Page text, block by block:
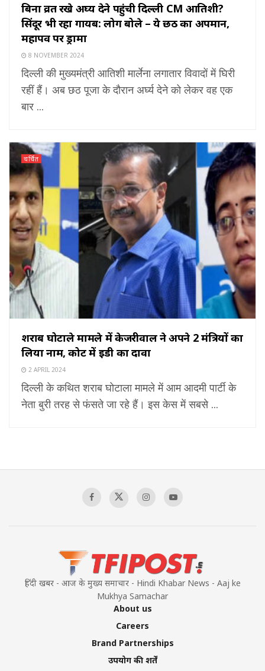
बिना व्रत रखे अर्घ्य देने पहुंची दिल्ली CM आतिशी?
सिंदूर भी रहा गायब: लोग बोले – ये छठ का अपमान,
महापर्व पर ड्रामा
8 NOVEMBER 2024
दिल्ली की मुख्यमंत्री आतिशी मार्लेना लगातार विवादों में घिरी
रहीं हैं। अब छठ पूजा के दौरान अर्घ्य देने को लेकर वह एक
बार ...
चर्चित
शराब घोटाले मामले में केजरीवाल ने अपने 2 मंत्रियों का
लिया नाम, कोर्ट में ईडी का दावा
2 APRIL 2024
दिल्ली के कथित शराब घोटाला मामले में आम आदमी पार्टी के
नेता बुरी तरह से फंसते जा रहे हैं। इस केस में सबसे ...
हिंदी खबर - आज के मुख्य समाचार - Hindi Khabar News - Aaj ke
Mukhya Samachar
About us
Careers
Brand Partnerships
उपयोग की शर्तें